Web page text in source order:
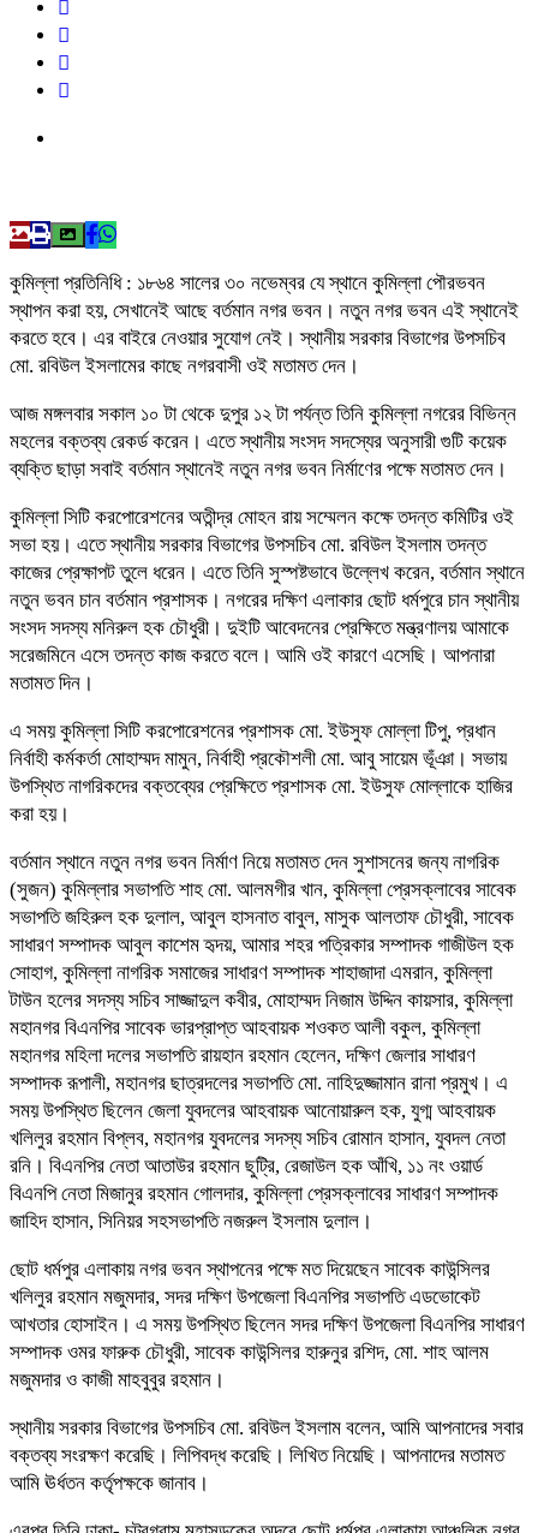
কুমিল্লা প্রতিনিধি : ১৮৬৪ সালের ৩০ নভেম্বর যে স্থানে কুমিল্লা পৌরভবন
স্থাপন করা হয়, সেখানেই আছে বর্তমান নগর ভবন। নতুন নগর ভবন এই স্থানেই
করতে হবে। এর বাইরে নেওয়ার সুযোগ নেই। স্থানীয় সরকার বিভাগের উপসচিব
মো. রবিউল ইসলামের কাছে নগরবাসী ওই মতামত দেন।
আজ মঙ্গলবার সকাল ১০ টা থেকে দুপুর ১২ টা পর্যন্ত তিনি কুমিল্লা নগরের বিভিন্ন
মহলের বক্তব্য রেকর্ড করেন। এতে স্থানীয় সংসদ সদস্যের অনুসারী গুটি কয়েক
ব্যক্তি ছাড়া সবাই বর্তমান স্থানেই নতুন নগর ভবন নির্মাণের পক্ষে মতামত দেন।
কুমিল্লা সিটি করপোরেশনের অতীন্দ্র মোহন রায় সম্মেলন কক্ষে তদন্ত কমিটির ওই
সভা হয়। এতে স্থানীয় সরকার বিভাগের উপসচিব মো. রবিউল ইসলাম তদন্ত
কাজের প্রেক্ষাপট তুলে ধরেন। এতে তিনি সুস্পষ্টভাবে উল্লেখ করেন, বর্তমান স্থানে
নতুন ভবন চান বর্তমান প্রশাসক। নগরের দক্ষিণ এলাকার ছোট ধর্মপুরে চান স্থানীয়
সংসদ সদস্য মনিরুল হক চৌধুরী। দুইটি আবেদনের প্রেক্ষিতে মন্ত্রণালয় আমাকে
সরেজমিনে এসে তদন্ত কাজ করতে বলে। আমি ওই কারণে এসেছি। আপনারা
মতামত দিন।
এ সময় কুমিল্লা সিটি করপোরেশনের প্রশাসক মো. ইউসুফ মোল্লা টিপু, প্রধান
নির্বাহী কর্মকর্তা মোহাম্মদ মামুন, নির্বাহী প্রকৌশলী মো. আবু সায়েম ভূঁঞা। সভায়
উপস্থিত নাগরিকদের বক্তব্যের প্রেক্ষিতে প্রশাসক মো. ইউসুফ মোল্লাকে হাজির
করা হয়।
বর্তমান স্থানে নতুন নগর ভবন নির্মাণ নিয়ে মতামত দেন সুশাসনের জন্য নাগরিক
(সুজন) কুমিল্লার সভাপতি শাহ মো. আলমগীর খান, কুমিল্লা প্রেসক্লাবের সাবেক
সভাপতি জহিরুল হক দুলাল, আবুল হাসনাত বাবুল, মাসুক আলতাফ চৌধুরী, সাবেক
সাধারণ সম্পাদক আবুল কাশেম হৃদয়, আমার শহর পত্রিকার সম্পাদক গাজীউল হক
সোহাগ, কুমিল্লা নাগরিক সমাজের সাধারণ সম্পাদক শাহাজাদা এমরান, কুমিল্লা
টাউন হলের সদস্য সচিব সাজ্জাদুল কবীর, মোহাম্মদ নিজাম উদ্দিন কায়সার, কুমিল্লা
মহানগর বিএনপির সাবেক ভারপ্রাপ্ত আহবায়ক শওকত আলী বকুল, কুমিল্লা
মহানগর মহিলা দলের সভাপতি রায়হান রহমান হেলেন, দক্ষিণ জেলার সাধারণ
সম্পাদক রূপালী, মহানগর ছাত্রদলের সভাপতি মো. নাহিদুজ্জামান রানা প্রমুখ। এ
সময় উপস্থিত ছিলেন জেলা যুবদলের আহবায়ক আনোয়ারুল হক, ‍যুগ্ম আহবায়ক
খলিলুর রহমান বিপ্লব, মহানগর যুবদলের সদস্য সচিব রোমান হাসান, যুবদল নেতা
রনি। বিএনপির নেতা আতাউর রহমান ছুট্রি, রেজাউল হক আঁখি, ১১ নং ওয়ার্ড
বিএনপি নেতা মিজানুর রহমান গোলদার, কুমিল্লা প্রেসক্লাবের সাধারণ সম্পাদক
জাহিদ হাসান, সিনিয়র সহসভাপতি নজরুল ইসলাম দুলাল।
ছোট ধর্মপুর এলাকায় নগর ভবন স্থাপনের পক্ষে মত দিয়েছেন সাবেক কাউন্সিলর
খলিলুর রহমান মজুমদার, সদর দক্ষিণ উপজেলা বিএনপির সভাপতি এডভোকেট
আখতার হোসাইন। এ সময় উপস্থিত ছিলেন সদর দক্ষিণ উপজেলা বিএনপির সাধারণ
সম্পাদক ওমর ফারুক চৌধুরী, সাবেক কাউন্সিলর হারুনুর রশিদ, মো. শাহ আলম
মজুমদার ও কাজী মাহবুবুর রহমান।
স্থানীয় সরকার বিভাগের উপসচিব মো. রবিউল ইসলাম বলেন, আমি আপনাদের সবার
বক্তব্য সংরক্ষণ করেছি। লিপিবদ্ধ করেছি। লিখিত নিয়েছি। আপনাদের মতামত
আমি ঊর্ধতন কর্তৃপক্ষকে জানাব।